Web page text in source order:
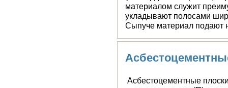
(бесчердачные кровли,
материалом служит
укладывают полосами
Сыпуче материал подают